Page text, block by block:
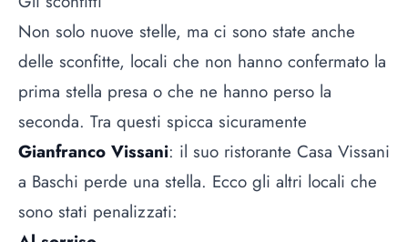
Non solo nuove stelle, ma ci sono state anche
delle sconfitte, locali che non hanno confermato la
prima stella presa o che ne hanno perso la
seconda. Tra questi spicca sicuramente
Gianfranco Vissani: il suo ristorante Casa Vissani
a Baschi perde una stella. Ecco gli altri locali che
sono stati penalizzati: